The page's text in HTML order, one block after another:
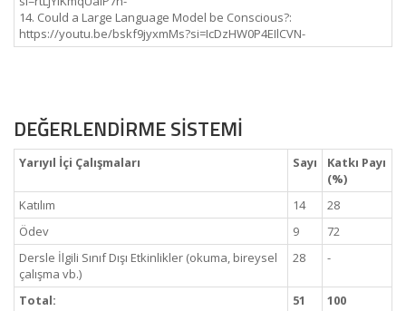
14. Could a Large Language Model be Conscious?:
https://youtu.be/bskf9jyxmMs?si=IcDzHW0P4EIlCVN-
DEĞERLENDİRME SİSTEMİ
Yarıyıl İçi Çalışmaları Sayı
Katkı Payı
(%)
Katılım
14
28
Ödev
9
72
Dersle İlgili Sınıf Dışı Etkinlikler (okuma, bireysel
çalışma vb.)
28 -
Total: 51 100